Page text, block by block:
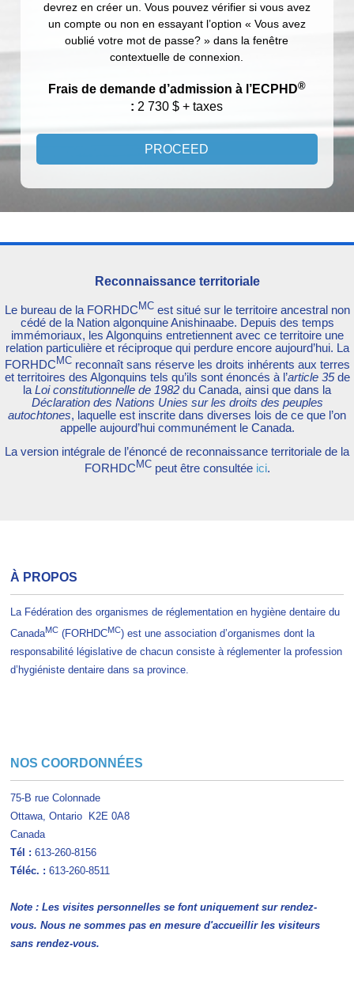
devrez en créer un. Vous pouvez vérifier si vous avez
un compte ou non en essayant l’option « Vous avez
oublié votre mot de passe? » dans la fenêtre
contextuelle de connexion.
Frais de demande d’admission à l’ECPHD®
: 2 730 $ + taxes
Reconnaissance territoriale
Le bureau de la FORHDCMCest situé sur le territoire ancestral non
cédé de la Nation algonquine Anishinaabe. Depuis des temps
immémoriaux, les Algonquins entretiennent avec ce territoire une
relation particulière et réciproque qui perdure encore aujourd’hui. La
FORHDCMCreconnaît sans réserve les droits inhérents aux terres
et territoires des Algonquins tels qu’ils sont énoncés à l’article 35de
la Loi constitutionnelle de 1982 du Canada, ainsi que dans la
Déclaration des Nations Unies sur les droits des peuples
autochtones, laquelle est inscrite dans diverses lois de ce que l’on
appelle aujourd’hui communément le Canada.
La version intégrale de l’énoncé de reconnaissance territoriale de la
FORHDC MCpeut être consultée ici.
À PROPOS
La Fédération des organismes de réglementation en hygiène dentaire du
CanadaMC (FORHDCMC) est une association d’organismes dont la
responsabilité législative de chacun consiste à réglementer la profession
d’hygiéniste dentaire dans sa province.
NOS COORDONNÉES
75-B rue Colonnade
Ottawa, Ontario K2E 0A8
Canada
Tél : 613-260-8156
Téléc. : 613-260-8511
Note : Les visites personnelles se font uniquement sur rendez-
vous. Nous ne sommes pas en mesure d'accueillir les visiteurs
sans rendez-vous.